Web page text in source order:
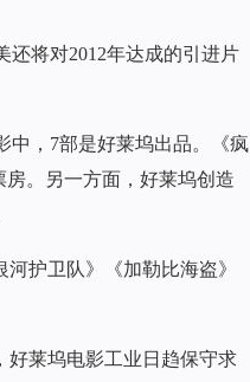
将对2012年达成的引进片
中，7部是好莱坞出品。《疯
。另一方面，好莱坞创造
护卫队》《加勒比海盗》
好莱坞电影工业日趋保守求